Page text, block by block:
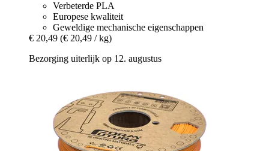
Verbeterde PLA
Europese kwaliteit
Geweldige mechanische eigenschappen
€ 20,49 (€ 20,49 / kg)
Bezorging uiterlijk op 12. augustus